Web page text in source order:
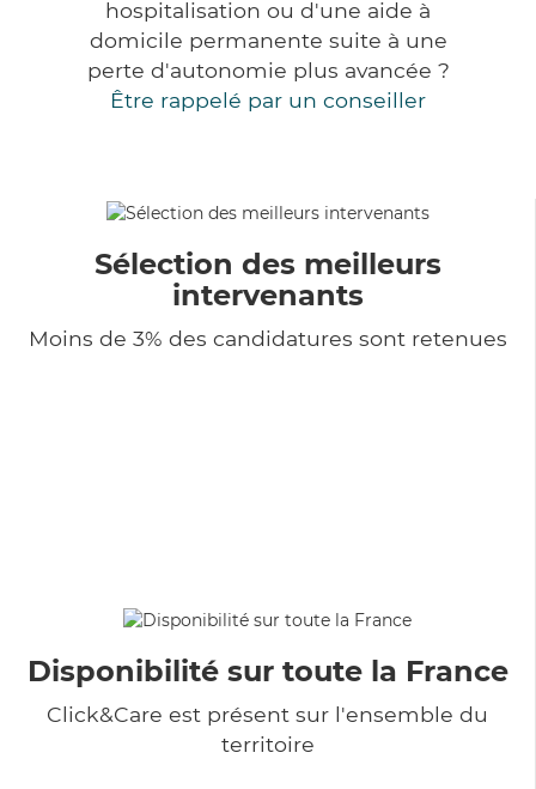
hospitalisation ou d'une aide à
domicile permanente suite à une
perte d'autonomie plus avancée ?
Être rappelé par un conseiller
Sélection des meilleurs
intervenants
Moins de 3% des candidatures sont retenues
Disponibilité sur toute la France
Click&Care est présent sur l'ensemble du
territoire